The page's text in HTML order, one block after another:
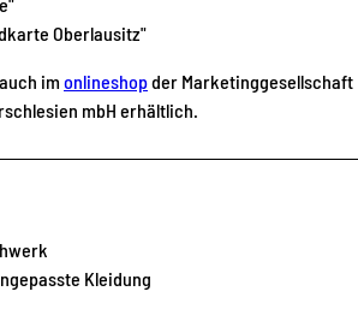
Oberlausitz"
im onlineshopder Marketinggesellschaft
mbH erhältlich.
Kleidung